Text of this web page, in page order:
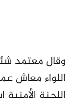
وقال معتمد
اللواء معاش